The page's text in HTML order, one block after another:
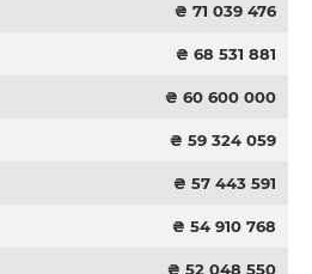
₴ 71 039 476
₴ 68 531 881
₴ 60 600 000
₴ 59 324 059
₴ 57 443 591
₴ 54 910 768
₴ 52 048 550